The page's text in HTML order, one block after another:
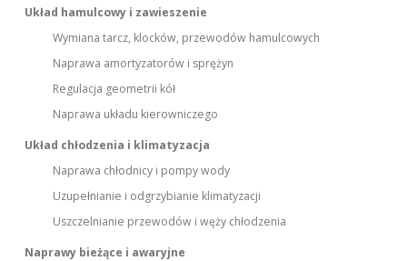
Układ hamulcowy i zawieszenie
Wymiana tarcz, klocków, przewodów hamulcowych
Naprawa amortyzatorów i sprężyn
Regulacja geometrii kół
Naprawa układu kierowniczego
Układ chłodzenia i klimatyzacja
Naprawa chłodnicy i pompy wody
Uzupełnianie i odgrzybianie klimatyzacji
Uszczelnianie przewodów i węży chłodzenia
Naprawy bieżące i awaryjne